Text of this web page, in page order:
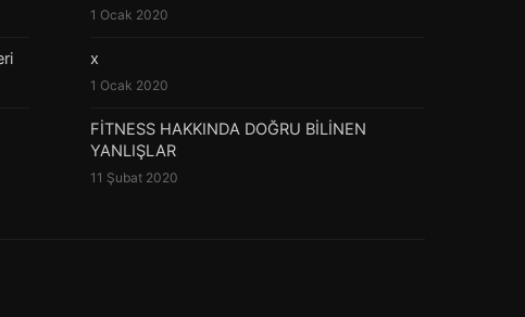
1 Ocak 2020
x
1 Ocak 2020
FİTNESS HAKKINDA DOĞRU BİLİNEN
YANLIŞLAR
11 Şubat 2020